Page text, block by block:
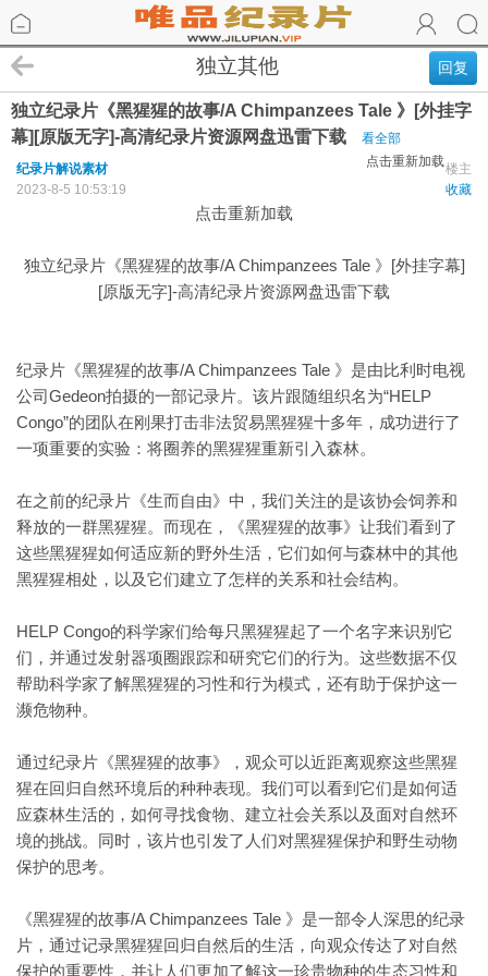
回复
独立其他
独立纪录片《黑猩猩的故事/A Chimpanzees Tale 》[外挂字
幕][原版无字]-高清纪录片资源网盘迅雷下载
看全部
点击重新加载楼主
纪录片解说素材
收藏
2023-8-5 10:53:19
点击重新加载
独立纪录片《黑猩猩的故事/A Chimpanzees Tale 》[外挂字幕]
[原版无字]-高清纪录片资源网盘迅雷下载
纪录片《黑猩猩的故事/A Chimpanzees Tale 》是由比利时电视
公司Gedeon拍摄的一部记录片。该片跟随组织名为“HELP
Congo”的团队在刚果打击非法贸易黑猩猩十多年，成功进行了
一项重要的实验：将圈养的黑猩猩重新引入森林。
在之前的纪录片《生而自由》中，我们关注的是该协会饲养和
释放的一群黑猩猩。而现在，《黑猩猩的故事》让我们看到了
这些黑猩猩如何适应新的野外生活，它们如何与森林中的其他
黑猩猩相处，以及它们建立了怎样的关系和社会结构。
HELP Congo的科学家们给每只黑猩猩起了一个名字来识别它
们，并通过发射器项圈跟踪和研究它们的行为。这些数据不仅
帮助科学家了解黑猩猩的习性和行为模式，还有助于保护这一
濒危物种。
通过纪录片《黑猩猩的故事》，观众可以近距离观察这些黑猩
猩在回归自然环境后的种种表现。我们可以看到它们是如何适
应森林生活的，如何寻找食物、建立社会关系以及面对自然环
境的挑战。同时，该片也引发了人们对黑猩猩保护和野生动物
保护的思考。
《黑猩猩的故事/A Chimpanzees Tale 》是一部令人深思的纪录
片，通过记录黑猩猩回归自然后的生活，向观众传达了对自然
保护的重要性，并让人们更加了解这一珍贵物种的生态习性和